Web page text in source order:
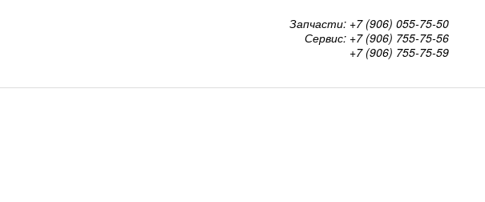
Запчасти: +7 (906) 055-75-50
Сервис: +7 (906) 755-75-56
+7 (906) 755-75-59